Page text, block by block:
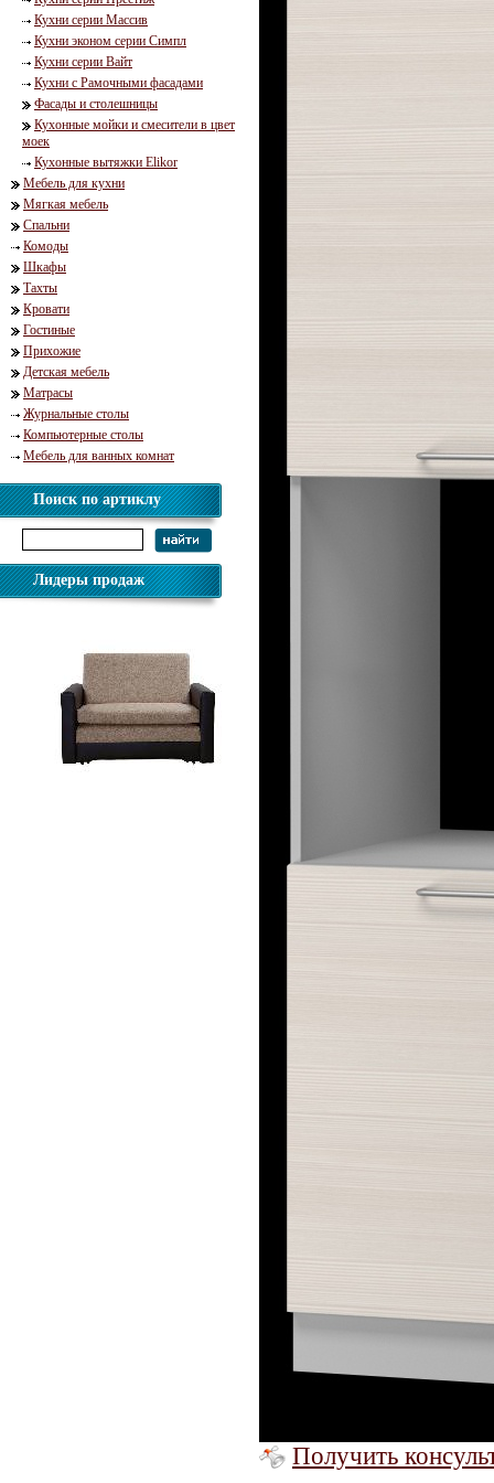
Кухни серии Массив
Кухни эконом серии Симпл
Кухни серии Вайт
Кухни с Рамочными фасадами
Фасады и столешницы
Кухонные мойки и смесители в цвет
моек
Кухонные вытяжки Elikor
Мебель для кухни
Мягкая мебель
Спальни
Комоды
Шкафы
Тахты
Кровати
Гостиные
Прихожие
Детская мебель
Матрасы
Журнальные столы
Компьютерные столы
Мебель для ванных комнат
Поиск по артиклу
Лидеры продаж
Получить